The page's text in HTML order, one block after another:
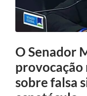
O Senador
provocação
sobre falsa